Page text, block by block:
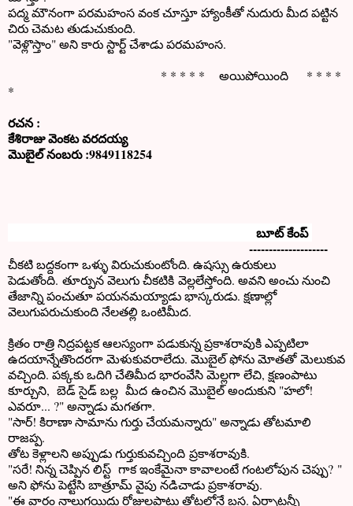
పద్మ మౌనంగా పరమహంస వంక చూస్తూ హ్యాంకీతో నుదురు మీద పట్టిన
చిరు చెమట తుడుచుకుంది.
"వెళ్లొస్తాం" అని కారు స్టార్ట్ చేశాడు పరమహంస.
* * * * * అయిపోయింది * * * *
*
రచన :
కేశిరాజు వెంకట వరదయ్య
మొబైల్ నంబరు :9849118254
బూట్ కేంప్
--------------------
చీకటి బద్దకంగా ఒళ్ళు విరుచుకుంటోంది. ఉషస్సు ఉరుకులు
పెడుతోంది. తూర్పున వెలుగు చీకటికి వెల్లలేస్తోంది. అవని అంచు నుంచి
తేజాన్ని పంచుతూ పయనమయ్యాడు భాస్కరుడు. క్షణాల్లో
వెలుగుపరుచుకుంది నేలతల్లి ఒంటిమీద.
క్రితం రాత్రి నిద్రపట్టక ఆలస్యంగా పడుకున్న ప్రకాశరావుకి ఎప్పటిలా
ఉదయాన్నేతొందరగా మెళుకువరాలేదు. మొబైల్ ఫోను మోతతో మెలుకువ
వచ్చింది. పక్కకు ఒదిగి చేతిమీద భారంవేసి మెల్లగా లేచి, క్షణంపాటు
కూర్చుని, బెడ్ సైడ్ బల్ల మీద ఉంచిన మొబైల్ అందుకుని "హలో!
ఎవరూ... ?" అన్నాడు మగతగా.
"సార్! కిరాణా సామాను గుర్తు చేయమన్నారు" అన్నాడు తోటమాలి
రాజప్ప.
తోట కెళ్లాలని అప్పుడు గుర్తుకువచ్చింది ప్రకాశరావుకి.
"సరే! నిన్న చెప్పిన లిస్ట్ గాక ఇంకేమైనా కావాలంటే గంటలోపున చెప్పు? "
అని ఫోను పెట్టేసి బాత్రూమ్ వైపు నడిచాడు ప్రకాశరావు.
"ఈ వారం నాలుగయిదు రోజులపాటు తోటలోనే బస. ఏర్పాట్లన్నీ